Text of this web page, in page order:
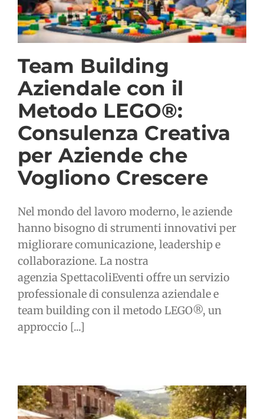
Team Building
Aziendale con il
Metodo LEGO®:
Consulenza Creativa
per Aziende che
Vogliono Crescere
Nel mondo del lavoro moderno, le aziende
hanno bisogno di strumenti innovativi per
migliorare comunicazione, leadership e
collaborazione. La nostra
agenzia SpettacoliEventi offre un servizio
professionale di consulenza aziendale e
team building con il metodo LEGO®, un
approccio [...]